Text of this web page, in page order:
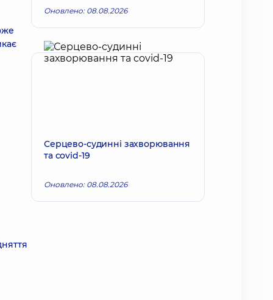
Оновлено: 08.08.2026
Серцево-судинні захворювання
та covid-19
Оновлено: 08.08.2026